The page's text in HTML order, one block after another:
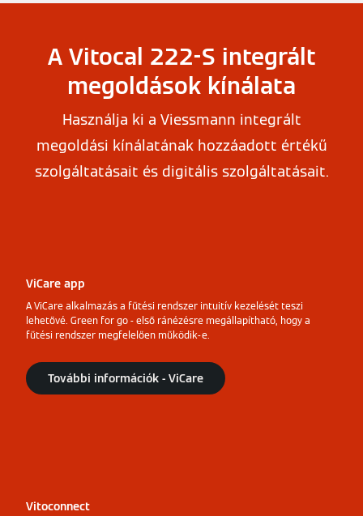
A Vitocal 222-S integrált
megoldások kínálata
Használja ki a Viessmann integrált
megoldási kínálatának hozzáadott értékű
szolgáltatásait és digitális szolgáltatásait.
ViCare app
A ViCare alkalmazás a fűtési rendszer intuitív kezelését teszi
lehetővé. Green for go - első ránézésre megállapítható, hogy a
fűtési rendszer megfelelően működik-e.
További információk - ViCare
Vitoconnect